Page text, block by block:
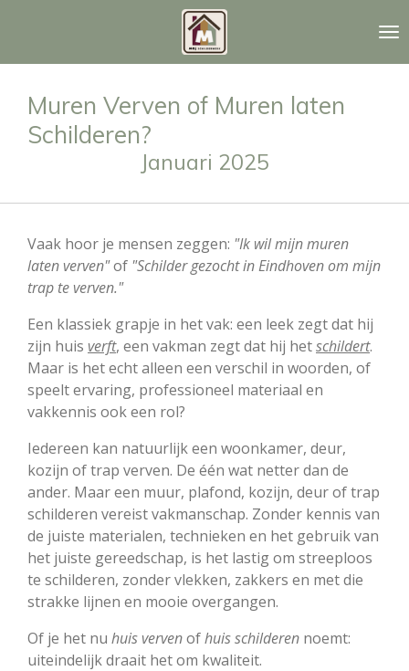
naar
hoofdinhoud
Muren Verven of Muren laten
Schilderen?
Januari 2025
Vaak hoor je mensen zeggen: "Ik wil mijn muren
laten verven"of "Schilder gezocht in Eindhoven om mijn
trap te verven."
Een klassiek grapje in het vak: een leek zegt dat hij
zijn huis verft, een vakman zegt dat hij hetschildert.
Maar is het echt alleen een verschil in woorden, of
speelt ervaring, professioneel materiaal en
vakkennis ook een rol?
Iedereen kan natuurlijk een woonkamer, deur,
kozijn of trap verven. De één wat netter dan de
ander. Maar een muur, plafond, kozijn, deur of trap
schilderen vereist vakmanschap. Zonder kennis van
de juiste materialen, technieken en het gebruik van
het juiste gereedschap, is het lastig om streeploos
te schilderen, zonder vlekken, zakkers en met die
strakke lijnen en mooie overgangen.
Of je het nu huis vervenofhuis schilderen noemt:
uiteindelijk draait het om kwaliteit.